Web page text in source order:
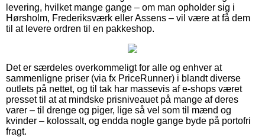
levering, hvilket mange gange – om man opholder sig i
Hørsholm, Frederiksværk eller Assens – vil være at få dem
til at levere ordren til en pakkeshop.
Det er særdeles overkommeligt for alle og enhver at
sammenligne priser (via fx PriceRunner) i blandt diverse
outlets på nettet, og til tak har massevis af e-shops været
presset til at at mindske prisniveauet på mange af deres
varer – til drenge og piger, lige så vel som til mænd og
kvinder – kolossalt, og endda nogle gange byde på portofri
fragt.